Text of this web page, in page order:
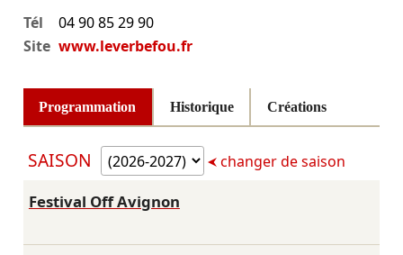
Tél
04 90 85 29 90
Site www.leverbefou.fr
Programmation Historique Créations
SAISON changer de saison
Festival Off Avignon